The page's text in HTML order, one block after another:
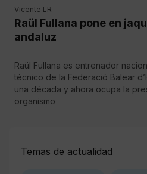
Vicente LR
Raül Fullana pone en
andaluz
Raül Fullana es entrenador
técnico de la Federació Balear
una década y ahora ocupa la
organismo
Temas de actualidad